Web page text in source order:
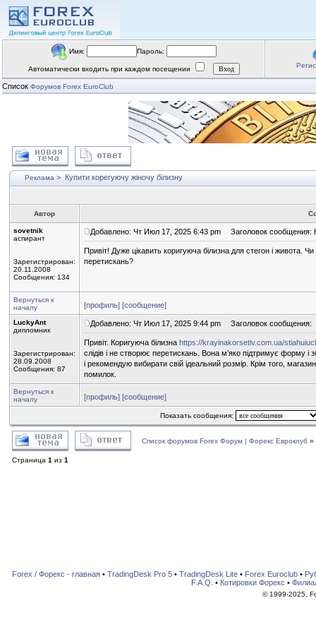
Имя: Пароль:
Автоматически входить при каждом посещении
Список Форумов Forex EuroClub
Реклама > Купити корегуючу жіночу білизну
Автор
sovetnik
аспирант
Зарегистрирован:
20.11.2008
Сообщения: 134
Добавлено: Чт Июл 17, 2025 6:43 pm Заголовок сообщения:
Привіт! Дуже цікавить коригуюча білизна для стегон і живота.
перетискань?
Вернуться к
началу
[профиль] [сообщение]
LuckyAnt
дипломник
Зарегистрирован:
28.09.2008
Сообщения: 87
Добавлено: Чт Июл 17, 2025 9:44 pm Заголовок сообщения:
Привіт. Коригуюча білизна https://krayinakorsetiv.com.ua/
слідів і не створює перетискань. Вона м’яко підтримує форму і
і рекомендую вибирати свій ідеальний розмір. Крім того,
помилок.
Вернуться к
началу
[профиль] [сообщение]
Показать сообщения:
Список форумов Forex Форум | Форекс Евроклуб »
Страница 1 из 1
Forex / Форекс - главная• TradingDesk Pro 5• TradingDesk Lite• Forex Euroclub•
F.A.Q. • Котировки Форекс •
© 1999-2025,